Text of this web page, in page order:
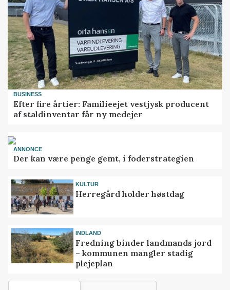
BUSINESS
Efter fire årtier: Familieejet vestjysk producent
af staldinventar får ny medejer
ANNONCE
Der kan være penge gemt, i foderstrategien
KULTUR
Herregård holder høstdag
INDLAND
Fredning binder landmands jord
– kommunen mangler stadig
plejeplan